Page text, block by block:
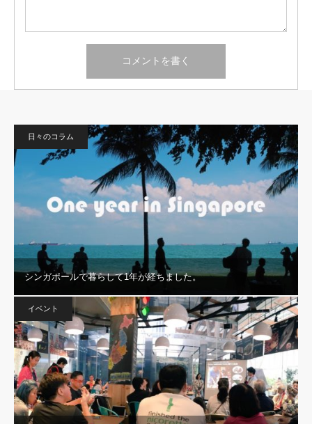
日々のコラム
シンガポールで暮らして1年が経ちました。
イベント